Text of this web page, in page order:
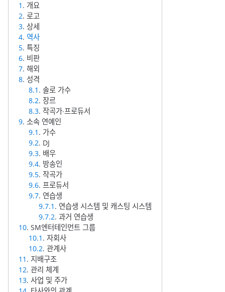
1 . 개요
2. 로고
3. 상세
4. 역사
5. 특징
6. 비판
7. 해외
8. 성격
8.1 . 솔로 가수
8.2. 장르
8.3. 작곡가∙프로듀서
9. 소속 연예인
9.1 . 가수
9.2. DJ
9.3. 배우
9.4. 방송인
9.5. 작곡가
9.6. 프로듀서
9.7. 연습생
9.7.1 . 연습생 시스템 및 캐스팅 시스템
9.7.2. 과거 연습생
10. SM엔터테인먼트 그룹
10.1 . 자회사
10.2. 관계사
11 . 지배구조
12. 관리 체계
13. 사업 및 주가